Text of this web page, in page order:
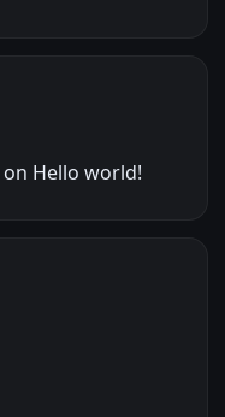
on Hello world!